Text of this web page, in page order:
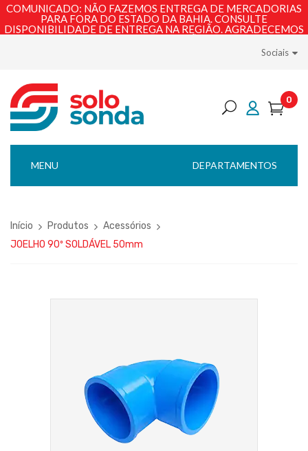
COMUNICADO: NÃO FAZEMOS ENTREGA DE MERCADORIAS
PARA FORA DO ESTADO DA BAHIA. CONSULTE
DISPONIBILIDADE DE ENTREGA NA REGIÃO. AGRADECEMOS
Sociais
0
DEPARTAMENTOS
MENU
Início Produtos
Acessórios
JOELHO 90º SOLDÁVEL 50mm